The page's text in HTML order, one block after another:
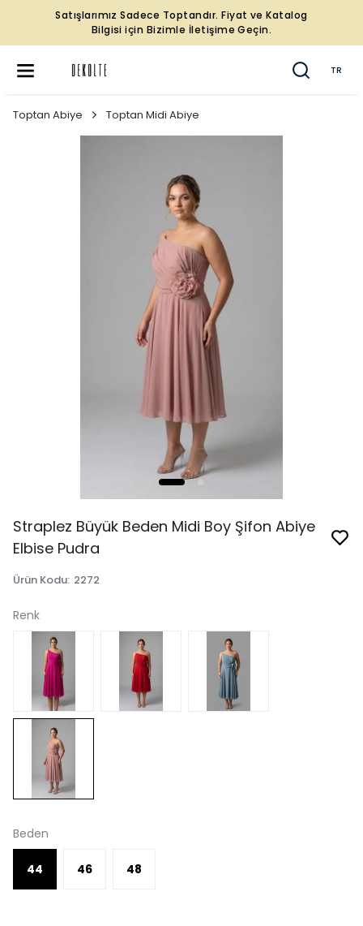
Satışlarımız Sadece Toptandır. Fiyat ve Katalog
Bilgisi için Bizimle İletişime Geçin.
TR
Toptan Abiye Toptan Midi Abiye
Straplez Büyük Beden Midi Boy Şifon Abiye
Elbise Pudra
Ürün Kodu: 2272
Renk
Beden
44 46 48